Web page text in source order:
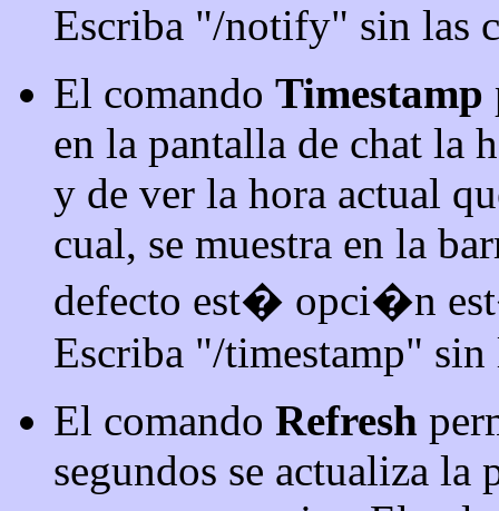
Escriba "/notify" sin las
El comando Timestamp
en la pantalla de chat la
y de ver la hora actual
cual, se muestra en la
defecto est� opci�n
Escriba "/timestamp"
El comando Refresh
segundos se actualiza la